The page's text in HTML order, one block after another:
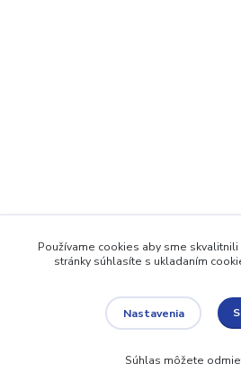
Používame cookies aby sme
stránky súhlasíte s ukladaním
Nastavenia
Súhlas môžete